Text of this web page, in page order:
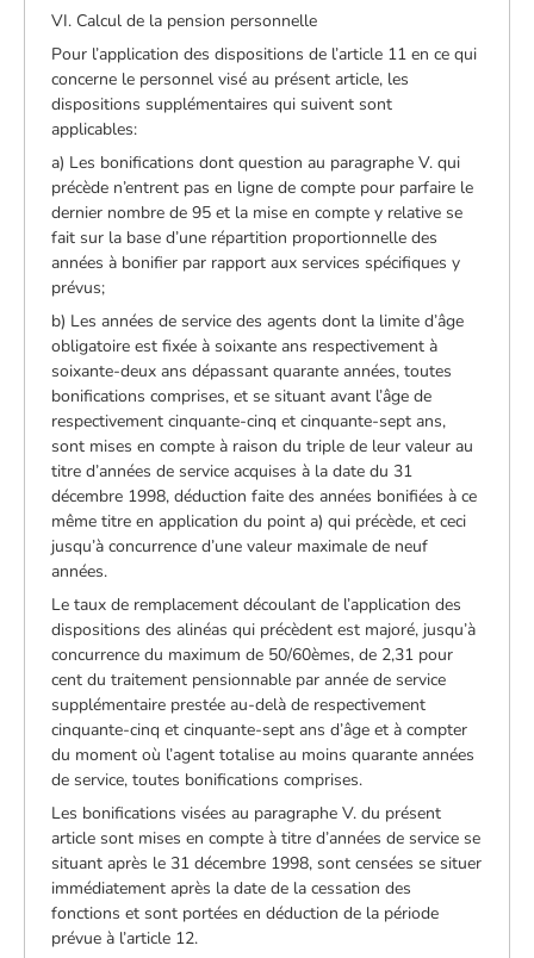
VI. Calcul de la pension personnelle
Pour l’application des dispositions de l’article 11 en ce qui
concerne le personnel visé au présent article, les
dispositions supplémentaires qui suivent sont
applicables:
a) Les bonifications dont question au paragraphe V. qui
précède n’entrent pas en ligne de compte pour parfaire le
dernier nombre de 95 et la mise en compte y relative se
fait sur la base d’une répartition proportionnelle des
années à bonifier par rapport aux services spécifiques y
prévus;
b) Les années de service des agents dont la limite d’âge
obligatoire est fixée à soixante ans respectivement à
soixante-deux ans dépassant quarante années, toutes
bonifications comprises, et se situant avant l’âge de
respectivement cinquante-cinq et cinquante-sept ans,
sont mises en compte à raison du triple de leur valeur au
titre d’années de service acquises à la date du 31
décembre 1998, déduction faite des années bonifiées à ce
même titre en application du point a) qui précède, et ceci
jusqu’à concurrence d’une valeur maximale de neuf
années.
Le taux de remplacement découlant de l’application des
dispositions des alinéas qui précèdent est majoré, jusqu’à
concurrence du maximum de 50/60èmes, de 2,31 pour
cent du traitement pensionnable par année de service
supplémentaire prestée au-delà de respectivement
cinquante-cinq et cinquante-sept ans d’âge et à compter
du moment où l’agent totalise au moins quarante années
de service, toutes bonifications comprises.
Les bonifications visées au paragraphe V. du présent
article sont mises en compte à titre d’années de service se
situant après le 31 décembre 1998, sont censées se situer
immédiatement après la date de la cessation des
fonctions et sont portées en déduction de la période
prévue à l’article 12.